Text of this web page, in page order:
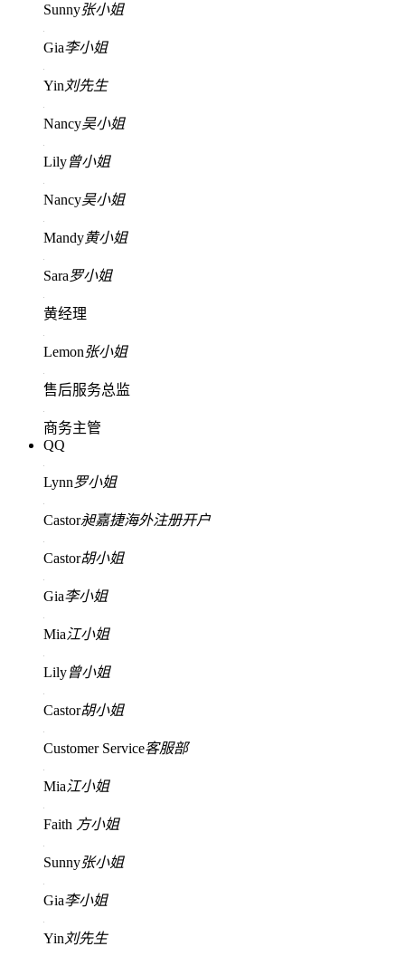
Sunny张小姐
Gia李小姐
Yin 刘先生
Nancy吴小姐
Lily曾小姐
Nancy吴小姐
Mandy黄小姐
Sara罗小姐
黄经理
Lemon张小姐
售后服务总监
商务主管
QQ
Lynn罗小姐
Castor昶嘉捷海外注册开户
Castor胡小姐
Gia李小姐
Mia江小姐
Lily曾小姐
Castor胡小姐
Customer Service客服部
Mia江小姐
Faith 方小姐
Sunny张小姐
Gia李小姐
Yin 刘先生